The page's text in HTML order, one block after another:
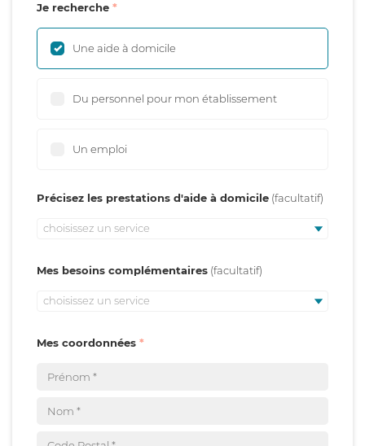
Je recherche
Une aide à domicile
Du personnel pour mon établissement
Un emploi
Précisez les prestations d'aide à domicile
choisissez un service
Mes besoins complémentaires
choisissez un service
Mes coordonnées